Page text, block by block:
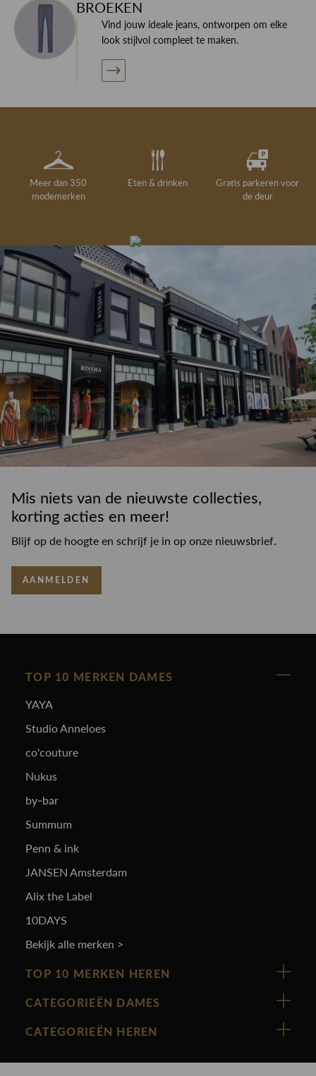
BROEKEN
Vind jouw ideale jeans, ontworpen om elke
look stijlvol compleet te maken.
Meer dan 350
modemerken
Eten & drinken
Gratis parkeren voor
de deur
drankje
Gratis retourneren in
de winkel
Deskundig
kledingadvies
winkeloppervlak
Mis niets van de nieuwste collecties,
korting acties en meer!
Blijf op de hoogte en schrijf je in op onze nieuwsbrief.
AANMELDEN
TOP 10 MERKEN DAMES
YAYA
Studio Anneloes
co'couture
Nukus
by-bar
Summum
Penn & ink
JANSEN Amsterdam
Alix the Label
10DAYS
Bekijk alle merken >
TOP 10 MERKEN HEREN
Vanguard
Cast Iron
CATEGORIEËN DAMES
Nieuw binnen
CATEGORIEËN HEREN